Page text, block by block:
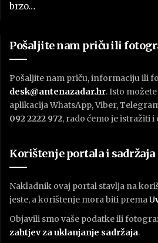
brzo…
Pošaljite nam priču ili
Pošaljite nam priču, informaciju ili
desk@antenazadar.hr. Isto
aplikacija WhatsApp, Viber,
092 2222 972, rado ćemo je istražiti i
Korištenje portala i sadržaja
Nakladnik ovaj portal stavlja na
jeste, a korištenje mora biti premaU
Objavili smo vaše podatke ili
zahtjev za uklanjanje sadržaja.